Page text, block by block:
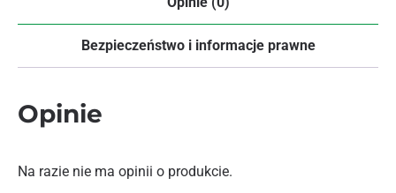
Bezpieczeństwo i informacje prawne
Opinie
Na razie nie ma opinii o produkcie.